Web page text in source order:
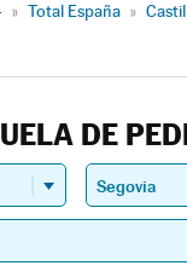
» Total España »
DE